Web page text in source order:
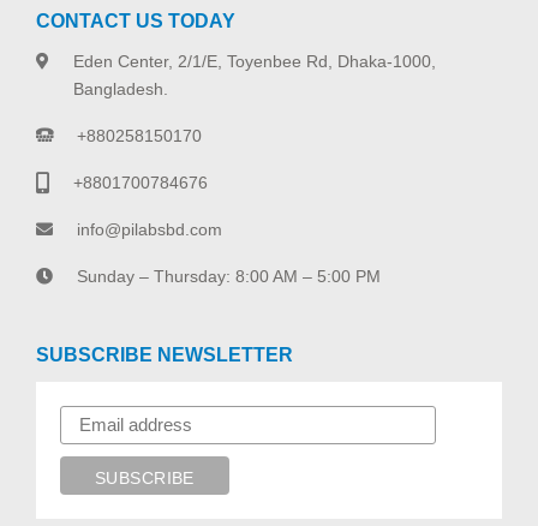
CONTACT US TODAY
Eden Center, 2/1/E, Toyenbee Rd, Dhaka-1000,
Bangladesh.
+880258150170
+8801700784676
info@pilabsbd.com
Sunday – Thursday: 8:00 AM – 5:00 PM
SUBSCRIBE NEWSLETTER